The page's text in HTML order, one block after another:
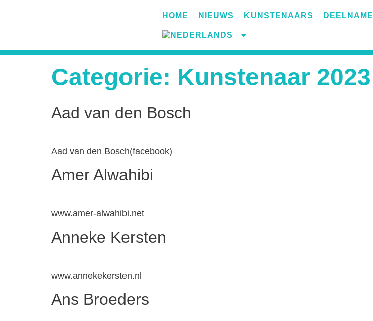
HOME NIEUWS KUNSTENAARS DEELNAME
Categorie: Kunstenaar 2023
Aad van den Bosch
Aad van den Bosch(facebook)
Amer Alwahibi
www.amer-alwahibi.net
Anneke Kersten
www.annekekersten.nl
Ans Broeders